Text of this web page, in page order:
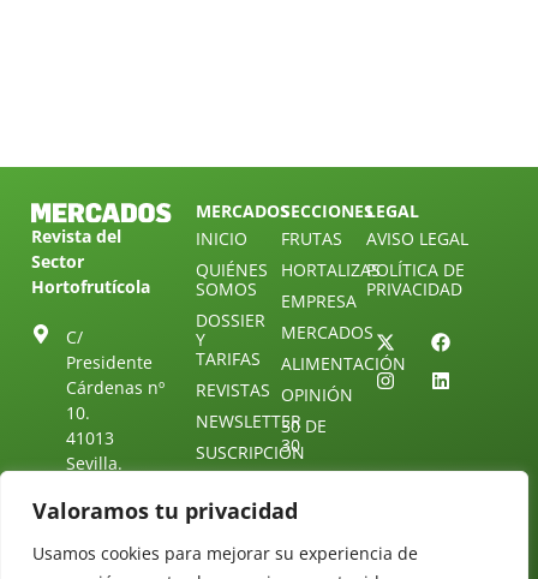
Valoramos tu privacidad
Usamos cookies para mejorar su experiencia de
Revista del
Sector
Hortofrutícola
C/
Presidente
Cárdenas nº
10.
41013
Sevilla.
Tel: (+34) 954
25 88 51
MERCADOS
INICIO
QUIÉNES
SOMOS
DOSSIER
Y
TARIFAS
REVISTAS
NEWSLETTER
SUSCRIPCIÓN
NUESTRO
TELEGRAM
CONTACTO
SECCIONES
FRUTAS
HORTALIZAS
EMPRESA
MERCADOS
ALIMENTACIÓN
OPINIÓN
30 DE
30
DIRECTORIO
LEGAL
AVISO LEGAL
POLÍTICA DE
PRIVACIDAD